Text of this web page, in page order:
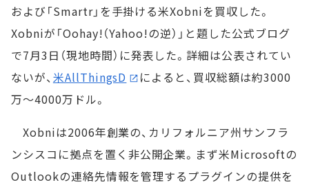
および「Smartr」を手掛ける米Xobniを買収した。
Xobniが「Oohay!（Yahoo!の逆）」と題した公式ブログ
で7月3日（現地時間）に発表した。詳細は公表されてい
ないが、 米AllThingsD
によると、買収総額は約3000
万～4000万ドル。
Xobniは2006年創業の、カリフォルニア州サンフラ
ンシスコに拠点を置く非公開企業。まず米Microsoftの
Outlookの連絡先情報を管理するプラグインの提供を